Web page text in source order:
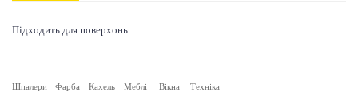
Підходить для поверхонь:
Шпалери Фарба Кахель Меблі Вікна Техніка